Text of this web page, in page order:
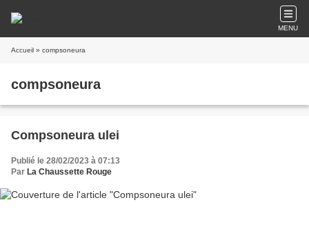
MENU
Accueil » compsoneura
compsoneura
Compsoneura ulei
Publié le 28/02/2023 à 07:13
Par La Chaussette Rouge